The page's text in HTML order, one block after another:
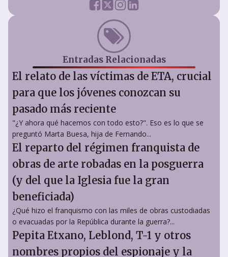
Entradas Relacionadas
El relato de las víctimas de ETA, crucial
para que los jóvenes conozcan su
pasado más reciente
"¿Y ahora qué hacemos con todo esto?". Eso es lo que se
preguntó Marta Buesa, hija de Fernando...
El reparto del régimen franquista de
obras de arte robadas en la posguerra
(y del que la Iglesia fue la gran
beneficiada)
¿Qué hizo el franquismo con las miles de obras custodiadas
o evacuadas por la República durante la guerra?...
Pepita Etxano, Leblond, T-1 y otros
nombres propios del espionaje y la